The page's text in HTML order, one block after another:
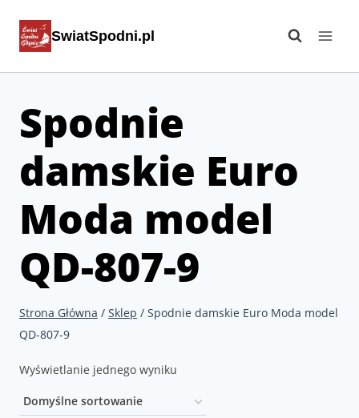
SwiatSpodni.pl
Spodnie
damskie Euro
Moda model
QD-807-9
Strona Główna / Sklep / Spodnie damskie Euro Moda model
QD-807-9
Wyświetlanie jednego wyniku